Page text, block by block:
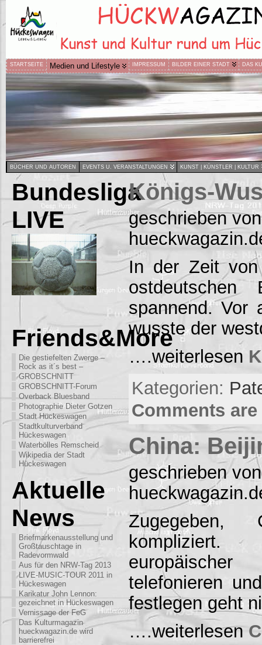
STARTSEITE Medien und Lifestyle IMPRESSUM BILDER EINER STADT DAS
BÜCHER UND AUTOREN EVENTS U. VERANSTALTUNGEN KUNST | KÜNSTLER | KULTUR
Bundesliga
LIVE
Friends&More
Die gestiefelten Zwerge –
Rock as it´s best –
GROBSCHNITT
GROBSCHNITT-Forum
Overback Bluesband
Photographie Dieter Gotzen
Stadt Hückeswagen
Stadtkulturverband
Hückeswagen
Waterbölles Remscheid
Wikipedia der Stadt
Hückeswagen
Aktuelle
News
Briefmarkenausstellung und
Großtauschtage in
Radevormwald
Aus für den NRW-Tag 2013
LIVE-MUSIC-TOUR 2011 in
Hückeswagen
Karikatur John Lennon:
gezeichnet in Hückeswagen
Vernissage der FeG
Das Kulturmagazin
hueckwagazin.de wird
barrierefrei
Königs-
geschrieben
In der Zeit von
ostdeutschen
spannend. Vor
wusste der
….weiterlesen
Kategorien:
Comments
China:
geschrieben
telefonieren
festlegen geht
….weiterlesen